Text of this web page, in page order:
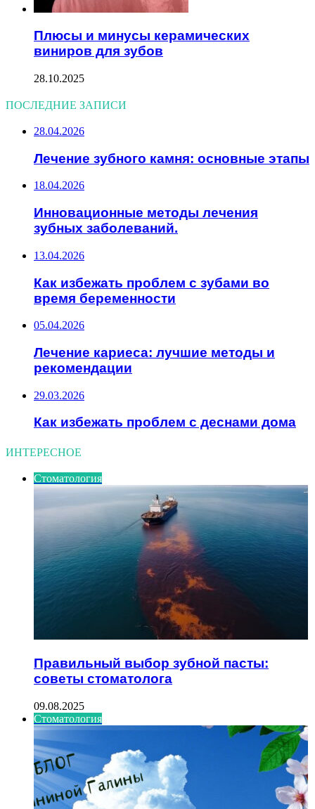
Плюсы и минусы керамических
виниров для зубов
28.10.2025
ПОСЛЕДНИЕ ЗАПИСИ
28.04.2026
Лечение зубного камня: основные этапы
18.04.2026
Инновационные методы лечения
зубных заболеваний.
13.04.2026
Как избежать проблем с зубами во
время беременности
05.04.2026
Лечение кариеса: лучшие методы и
рекомендации
29.03.2026
Как избежать проблем с деснами дома
ИНТЕРЕСНОЕ
Стоматология
Правильный выбор зубной пасты:
советы стоматолога
09.08.2025
Стоматология